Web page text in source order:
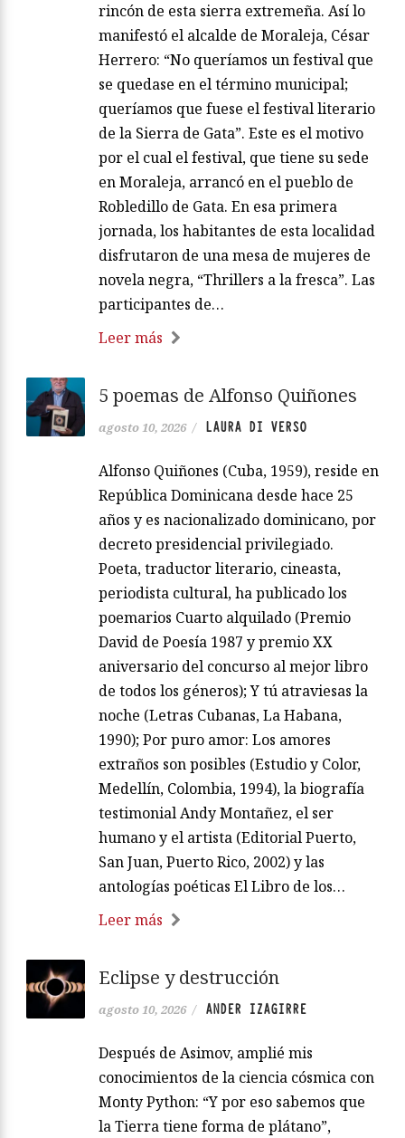
rincón de esta sierra extremeña. Así lo
manifestó el alcalde de Moraleja, César
Herrero: “No queríamos un festival que
se quedase en el término municipal;
queríamos que fuese el festival literario
de la Sierra de Gata”. Este es el motivo
por el cual el festival, que tiene su sede
en Moraleja, arrancó en el pueblo de
Robledillo de Gata. En esa primera
jornada, los habitantes de esta localidad
disfrutaron de una mesa de mujeres de
novela negra, “Thrillers a la fresca”. Las
participantes de…
Leer más
5 poemas de Alfonso Quiñones
agosto 10, 2026 / LAURA DI VERSO
Alfonso Quiñones (Cuba, 1959), reside en
República Dominicana desde hace 25
años y es nacionalizado dominicano, por
decreto presidencial privilegiado.
Poeta, traductor literario, cineasta,
periodista cultural, ha publicado los
poemarios Cuarto alquilado (Premio
David de Poesía 1987 y premio XX
aniversario del concurso al mejor libro
de todos los géneros); Y tú atraviesas la
noche (Letras Cubanas, La Habana,
1990); Por puro amor: Los amores
extraños son posibles (Estudio y Color,
Medellín, Colombia, 1994), la biografía
testimonial Andy Montañez, el ser
humano y el artista (Editorial Puerto,
San Juan, Puerto Rico, 2002) y las
antologías poéticas El Libro de los…
Leer más
Eclipse y destrucción
agosto 10, 2026 / ANDER IZAGIRRE
Después de Asimov, amplié mis
conocimientos de la ciencia cósmica con
Monty Python: “Y por eso sabemos que
la Tierra tiene forma de plátano”,